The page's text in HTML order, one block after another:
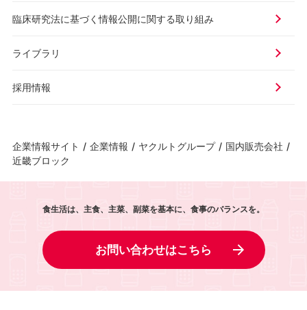
臨床研究法に基づく情報公開に関する取り組み
ライブラリ
採用情報
企業情報サイト / 企業情報 / ヤクルトグループ / 国内販売会社 /
近畿ブロック
食生活は、主食、主菜、副菜を基本に、食事のバランスを。
お問い合わせはこちら